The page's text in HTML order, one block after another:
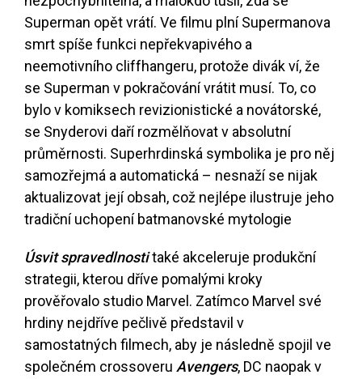
Superman opět vrátí. Ve filmu plní Supermanova
smrt spíše funkci nepřekvapivého a
neemotivního cliffhangeru, protože divák ví, že
se Superman v pokračování vrátit musí. To, co
bylo v komiksech revizionistické a novátorské,
se Snyderovi daří rozmělňovat v absolutní
průměrnosti. Superhrdinská symbolika je pro něj
samozřejmá a automatická – nesnaží se nijak
aktualizovat její obsah, což nejlépe ilustruje jeho
tradiční uchopení batmanovské mytologie
Úsvit spravedlnostitaké akceleruje produkční
strategii, kterou dříve pomalými kroky
prověřovalo studio Marvel. Zatímco Marvel své
hrdiny nejdříve pečlivě představil v
samostatných filmech, aby je následně spojil ve
společném crossoveru Avengers, DC naopak v